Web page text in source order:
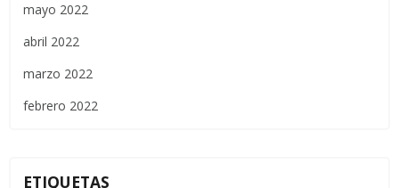
mayo 2022
abril 2022
marzo 2022
febrero 2022
ETIQUETAS